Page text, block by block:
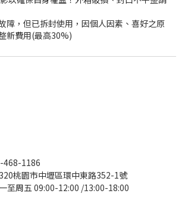
障，但已拆封使用，因個人因素、喜好之原
新費用(最高30%)
468-1186
320桃園市中壢區環中東路352-1號
至周五 09:00-12:00 /13:00-18:00